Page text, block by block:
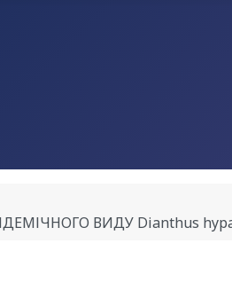
ВИДУ Dianthus